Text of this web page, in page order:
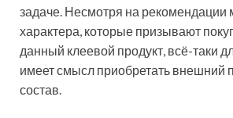
задаче. Несмотря на рекомендации
характера, которые призывают
данный клеевой продукт, всё-таки
имеет смысл приобретать внешний
состав.